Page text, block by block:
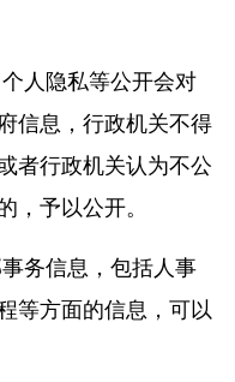
人隐私等公开会对
信息，行政机关不得
者行政机关认为不公
，予以公开。
务信息，包括人事
等方面的信息，可以